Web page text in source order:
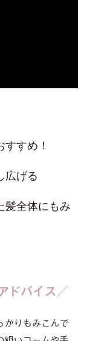
すめ！
広げる
全体にもみ